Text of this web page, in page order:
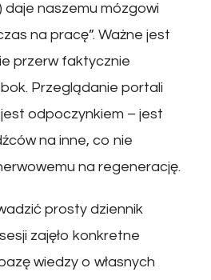
daje naszemu mózgowi
na pracę”. Ważne jest
przerw faktycznie
Przeglądanie portali
odpoczynkiem – jest
na inne, co nie
na regenerację.
prosty dziennik
zajęło konkretne
wiedzy o własnych